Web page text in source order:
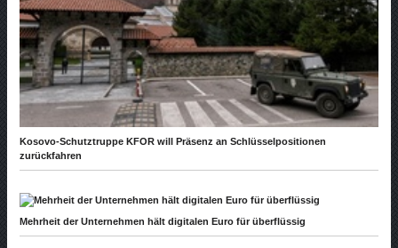
Kosovo-Schutztruppe KFOR will Präsenz an Schlüsselpositionen
zurückfahren
Mehrheit der Unternehmen hält digitalen Euro für überflüssig